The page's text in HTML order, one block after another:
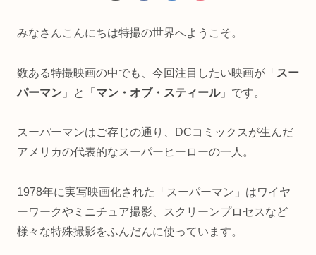
みなさんこんにちは特撮の世界へようこそ。
数ある特撮映画の中でも、今回注目したい映画が「 スー
パーマン 」と「 マン・オブ・スティール」です。
スーパーマンはご存じの通り、DCコミックスが生んだ
アメリカの代表的なスーパーヒーローの一人。
1978年に実写映画化された「スーパーマン」はワイヤ
ーワークやミニチュア撮影、スクリーンプロセスなど
様々な特殊撮影をふんだんに使っています。